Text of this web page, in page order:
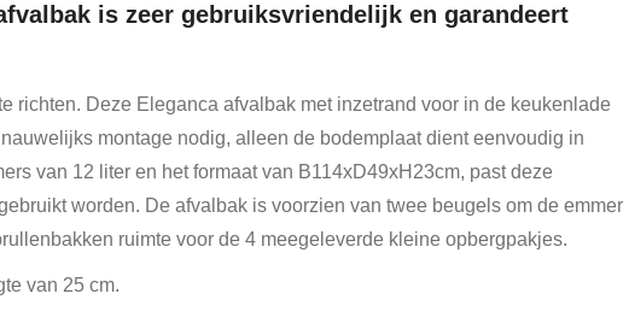
is zeer gebruiksvriendelijk en garandeert
richten. Deze Eleganca afvalbak met inzetrand voor in de keukenlade
montage nodig, alleen de bodemplaat dient eenvoudig in
van 12 liter en het formaat van B114xD49xH23cm, past deze
worden. De afvalbak is voorzien van twee beugels om de emmer
ruimte voor de 4 meegeleverde kleine opbergpakjes.
van 25 cm.